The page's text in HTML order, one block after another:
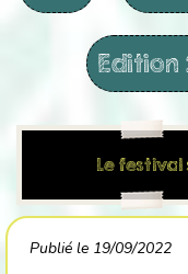
Edition
Le festival
Publié le 19/09/2022